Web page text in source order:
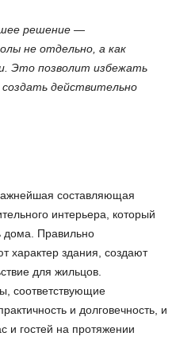
решение —
не отдельно, а как
Это позволит избежать
действительно
составляющая
интерьера, который
дома. Правильно
характер здания, создают
для жильцов.
соответствующие
и долговечность, и
и гостей на протяжении